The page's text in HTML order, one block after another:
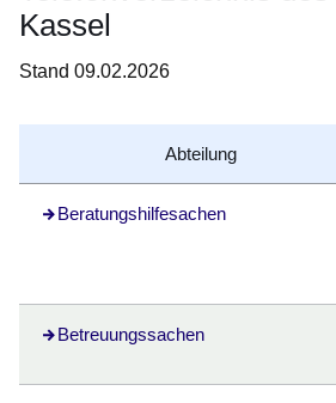
Kassel
Stand 09.02.2026
Abteilung
Beratungshilfesachen
Betreuungssachen